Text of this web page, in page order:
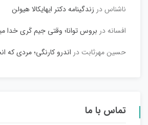
ناشناسدر زندگینامه دکتر ایهایکالا هیولن
افسانه در بروس توانا؛ وقتی جیم کَری خدا
حسین مهرثابتدر اندرو کارنگی؛ مردی
تماس با ما